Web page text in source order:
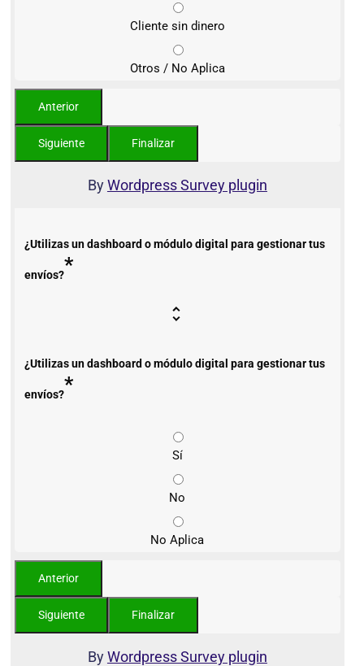
Cliente sin dinero
Otros / No Aplica
ByWordpress Survey plugin
¿Utilizas un dashboard o módulo digital para gestionar tus
envíos?*
¿Utilizas un dashboard o módulo digital para gestionar tus
envíos?*
Sí
No
No Aplica
ByWordpress Survey plugin